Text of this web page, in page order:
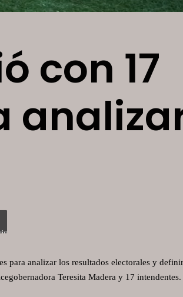
con 17
para analizar los resultados electorales y definir
Teresita Madera y 17 intendentes.